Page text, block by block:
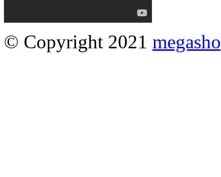
© Copyright 2021